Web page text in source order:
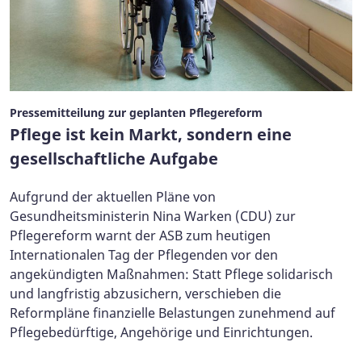
Pressemitteilung zur geplanten Pflegereform
Pflege ist kein Markt, sondern eine
gesellschaftliche Aufgabe
Aufgrund der aktuellen Pläne von
Gesundheitsministerin Nina Warken (CDU) zur
Pflegereform warnt der ASB zum heutigen
Internationalen Tag der Pflegenden vor den
angekündigten Maßnahmen: Statt Pflege solidarisch
und langfristig abzusichern, verschieben die
Reformpläne finanzielle Belastungen zunehmend auf
Pflegebedürftige, Angehörige und Einrichtungen.